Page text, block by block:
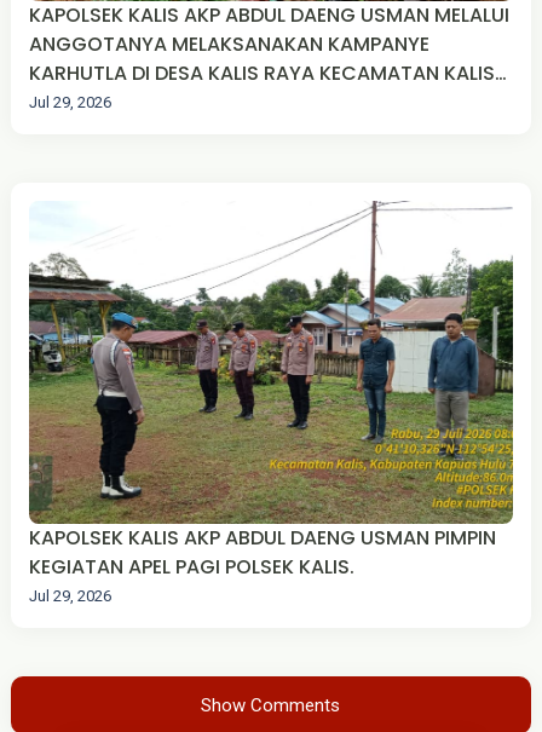
KAPOLSEK KALIS AKP ABDUL DAENG USMAN MELALUI
ANGGOTANYA MELAKSANAKAN KAMPANYE
KARHUTLA DI DESA KALIS RAYA KECAMATAN KALIS
KABUPATEN KAPUAS HULU.
Jul 29, 2026
KAPOLSEK KALIS AKP ABDUL DAENG USMAN PIMPIN
KEGIATAN APEL PAGI POLSEK KALIS.
Jul 29, 2026
Show Comments